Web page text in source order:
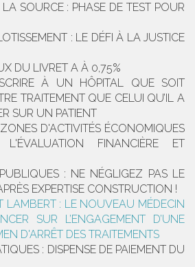
SOURCE : PHASE DE TEST POUR
: LE DÉFI À LA JUSTICE
DU LIVRET A À 0,75%
À UN HÔPITAL QUE SOIT
TRAITEMENT QUE CELUI QU’IL A
SUR UN PATIENT
D'ACTIVITÉS ÉCONOMIQUES
FINANCIÈRE ET
: NE NÉGLIGEZ PAS LE
EXPERTISE CONSTRUCTION !
LAMBERT : LE NOUVEAU MÉDECIN
SUR L’ENGAGEMENT D’UNE
D'ARRÊT DES TRAITEMENTS
: DISPENSE DE PAIEMENT DU